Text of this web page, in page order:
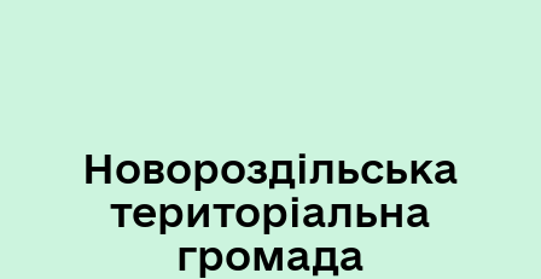
Новороздільська
територіальна
громада